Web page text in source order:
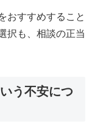
おすすめすること
択も、相談の正当
う不安につ